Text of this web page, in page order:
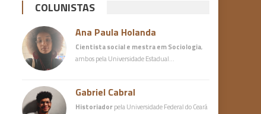
COLUNISTAS
Ana Paula Holanda
Cientista social e mestra em Sociologia,
ambos pela Universidade Estadual…
Gabriel Cabral
Historiadorpela Universidade Federal do Ceará